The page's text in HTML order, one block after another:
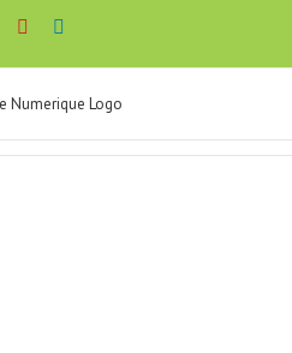
FacebookYouTube